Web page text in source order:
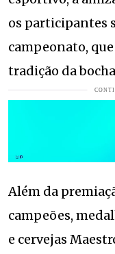
os participantes
campeonato,
tradição da
Além da
campeões,
e cervejas